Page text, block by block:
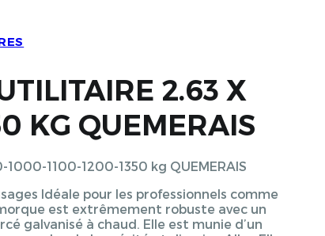
2.63 X
KG QUEMERAIS
1100-1200-1350 kg QUEMERAIS
Idéale pour les professionnels comme
est extrêmement robuste avec un
galvanisé à chaud. Elle est munie d’un